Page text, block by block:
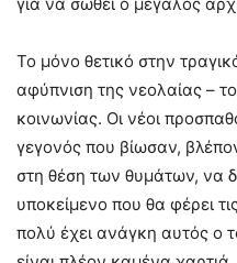
Το μόνο θετικό στην
αφύπνιση της νεολαίας –
κοινωνίας. Οι νέοι
γεγονός που βίωσαν,
στη θέση των θυμάτων, να
υποκείμενο που θα φέρει
πολύ έχει ανάγκη αυτός ο